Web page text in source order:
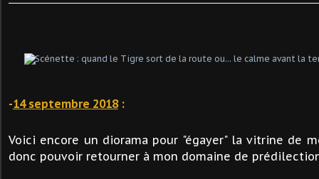
-14 septembre 2018:
Voici encore un diorama pour "égayer" la vitrine de
donc pouvoir retourner à mon domaine de